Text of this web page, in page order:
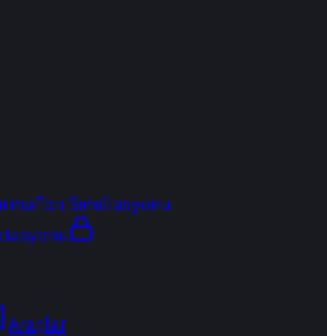
Fon Simülasyonu
Araçlar